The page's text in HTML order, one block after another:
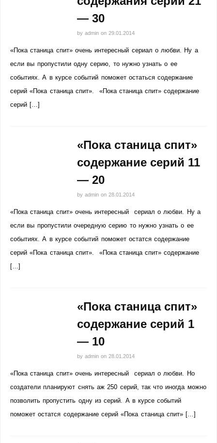
— 30
by admin on 29.01.2014
«Пока станица спит» очень интересный сериал о любви. Ну а
если вы пропустили одну серию, то нужно узнать о ее
событиях. А в курсе событий поможет остаться содержание
серий «Пока станица спит». «Пока станица спит» содержание
серий […]
«Пока станица спит»
содержание серий 11
— 20
by admin on 28.01.2014
«Пока станица спит» очень интересный сериал о любви. Ну а
если вы пропустили очередную серию то нужно узнать о ее
событиях. А в курсе событий поможет остатся содержание
серий «Пока станица спит». «Пока станица спит» содержание
[…]
«Пока станица спит»
содержание серий 1
— 10
by admin on 28.01.2014
«Пока станица спит» очень интересный сериал о любви. Но
создатели планируют снять аж 250 серий, так что иногда можно
позволить пропустить одну из серий. А в курсе событий
поможет остатся содержание серий «Пока станица спит» […]